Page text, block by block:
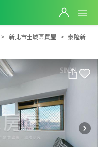
泰隆新都景觀二房
新北市土城區買屋
泰隆新